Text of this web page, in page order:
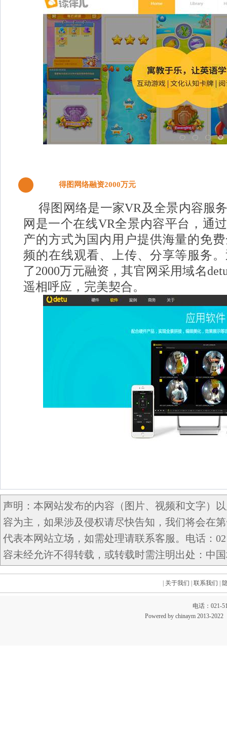
得图网络融资2000万元
得图网络是一家VR及全景内容服
网是一个在线VR全景内容平台，通
产的方式为国内用户提供海量的免
频的在线观看、上传、分享等服务
了2000万元融资，其官网采用域名
遥相呼应，完美契合。
声明：本网站发布的内容（图片、视频和文字）
容为主，如果涉及侵权请尽快告知，我们将会在
代表本网站立场，如需处理请联系客服。电话：
容未经允许不得转载，或转载时需注明出处：中国
关于我们 联系我们
电话：021-
Powered by chinaym 2013-